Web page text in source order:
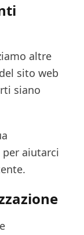
altre
sito web
siano
aiutarci